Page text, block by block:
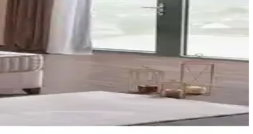
uyku ürünüdür.
rulo ambalaj ve yaklaşık 24 cm yükseklik üretim varyasyonlarını
ve rahat bir uyku deneyimi sunar.